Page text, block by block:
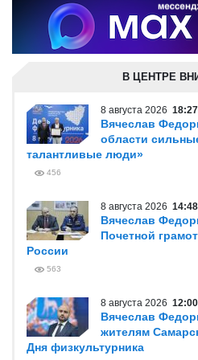
В ЦЕНТРЕ
8 августа 2026 18:27
Вячеслав
области
талантливые люди»
456
8 августа 2026 14:48
Вячеслав
Почетной
России
563
8 августа 2026 12:00
Вячеслав
жителям
Дня физкультурника